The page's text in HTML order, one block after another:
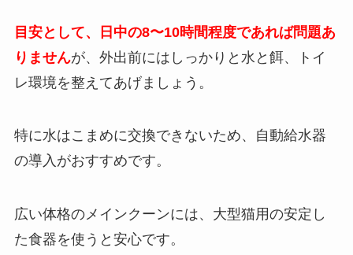
目安として、日中の8〜10時間程度であれば問題あ
りませんが、外出前にはしっかりと水と餌、トイ
レ環境を整えてあげましょう。
特に水はこまめに交換できないため、自動給水器
の導入がおすすめです。
広い体格のメインクーンには、大型猫用の安定し
た食器を使うと安心です。